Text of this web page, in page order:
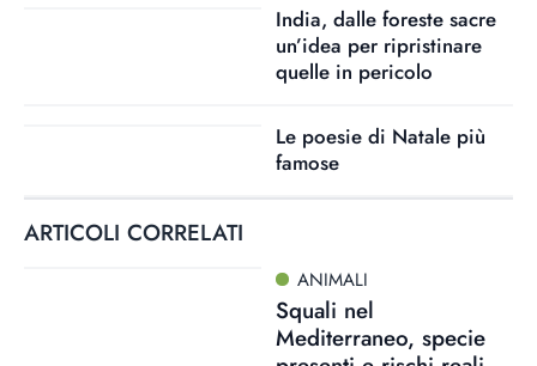
India, dalle foreste sacre
un’idea per ripristinare
quelle in pericolo
Le poesie di Natale più
famose
ARTICOLI CORRELATI
ANIMALI
Squali nel
Mediterraneo, specie